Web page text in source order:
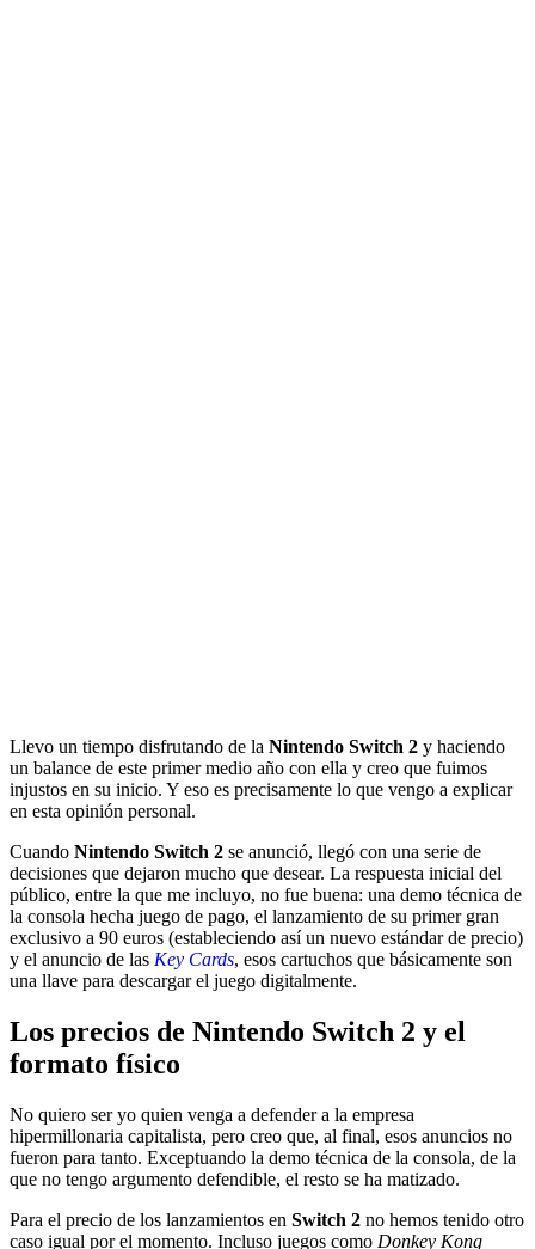
Llevo un tiempo disfrutando de la Nintendo Switch 2 y haciendo
un balance de este primer medio año con ella y creo que fuimos
injustos en su inicio. Y eso es precisamente lo que vengo a explicar
en esta opinión personal.
Cuando Nintendo Switch 2 se anunció, llegó con una serie de
decisiones que dejaron mucho que desear. La respuesta inicial del
público, entre la que me incluyo, no fue buena: una demo técnica de
la consola hecha juego de pago, el lanzamiento de su primer gran
exclusivo a 90 euros (estableciendo así un nuevo estándar de precio)
y el anuncio de las Key Cards, esos cartuchos que básicamente son
una llave para descargar el juego digitalmente.
Los precios de Nintendo Switch 2 y el
formato físico
No quiero ser yo quien venga a defender a la empresa
hipermillonaria capitalista, pero creo que, al final, esos anuncios no
fueron para tanto. Exceptuando la demo técnica de la consola, de la
que no tengo argumento defendible, el resto se ha matizado.
Para el precio de los lanzamientos en Switch 2 no hemos tenido otro
caso igual por el momento. Incluso juegos como Donkey Kong